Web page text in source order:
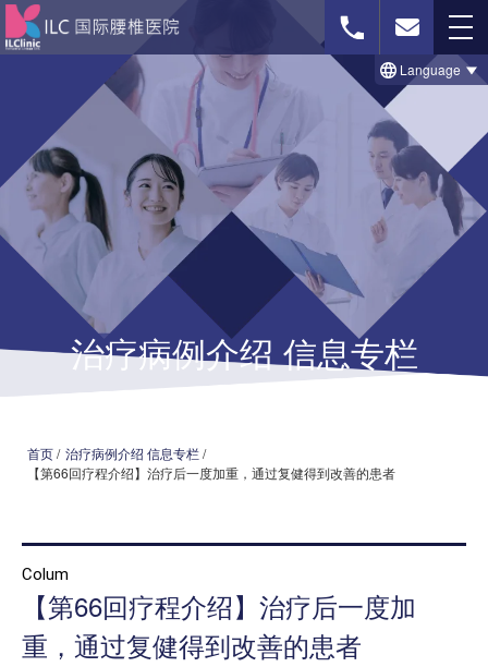
免费影像诊断 联系我们
治療のビフォー＆アフター事例
セルゲル法について
脊柱菅狭窄症の治療法
椎間板ヘルニアの治療法
首页
本院治疗介绍
本院治疗病 症一览
Language
治疗病例介绍 信息专栏
首页/ 治疗病例介绍 信息专栏/
【第66回疗程介绍】治疗后一度加重，通过复健得到改善的患者
Colum
【第66回疗程介绍】治疗后一度加
重，通过复健得到改善的患者